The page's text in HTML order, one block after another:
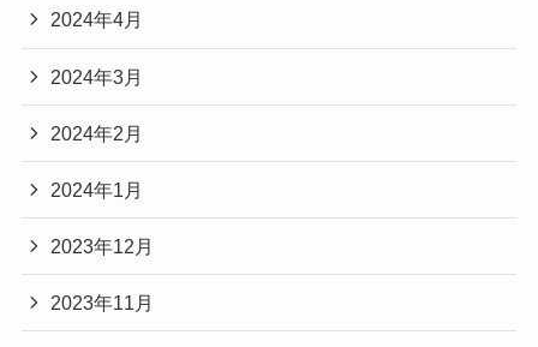
2024年4月
2024年3月
2024年2月
2024年1月
2023年12月
2023年11月